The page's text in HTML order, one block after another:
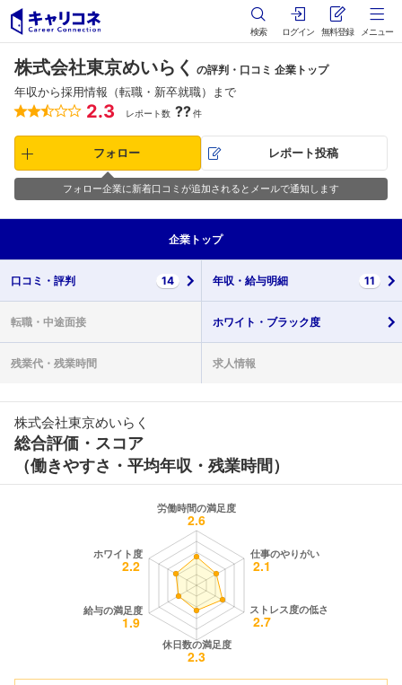
検索 ログイン 無料登録 メニュー
株式会社東京めいらく の評判・口コミ 企業トップ
年収から採用情報（転職・新卒就職）まで
2.3 レポート数 ??件
フォロー レポート投稿
フォロー企業に新着口コミが追加されるとメールで通知します
企業 トップ
口コミ・ 評判 14 年収・ 給与明細 11
転職・ 中途面接 ホワイト・ ブラック度
残業代・ 残業時間 求人情報
株式会社東京めいらく
総合評価・スコア
（働きやすさ・平均年収・残業時間）